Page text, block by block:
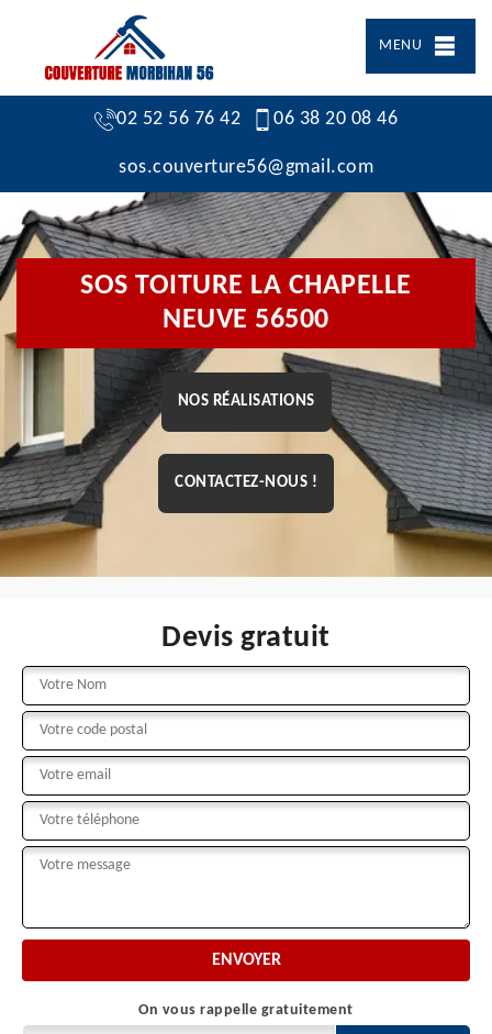
MENU
02 52 56 76 42 06 38 20 08 46
sos.couverture56@gmail.com
SOS TOITURE LA CHAPELLE
NEUVE 56500
NOS RÉALISATIONS
CONTACTEZ-NOUS !
Devis gratuit
On vous rappelle gratuitement